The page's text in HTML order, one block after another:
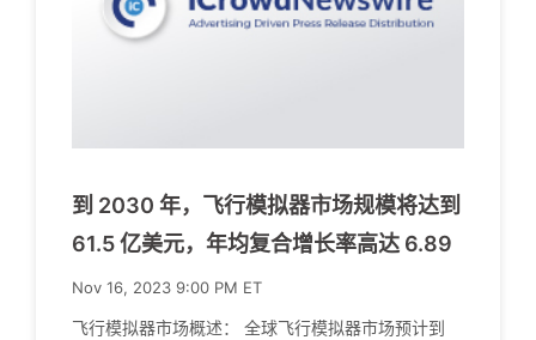
到 2030 年，飞行模拟器市场规模将达到
61.5 亿美元，年均复合增长率高达 6.89
Nov 16, 2023 9:00 PM ET
飞行模拟器市场概述： 全球飞行模拟器市场预计到